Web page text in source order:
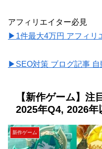
アフィリエイター必見
▶1件最大4万円 アフィリ
▶SEO対策 ブログ記事 自
【新作ゲーム】注
2025年Q4, 2026年
新作ゲーム